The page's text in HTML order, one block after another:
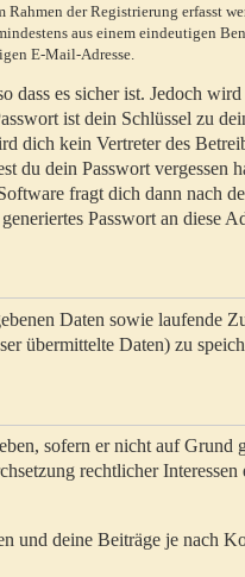
der Registrierung erfasst
aus einem eindeutigen
E-Mail-Adresse.
dass es sicher ist. Jedoch
ist dein Schlüssel zu
dich kein Vertreter des
du dein Passwort vergessen
fragt dich dann nach
Passwort an diese
Daten sowie laufende
übermittelte Daten) zu
sofern er nicht auf Grund
rechtlicher
und deine Beiträge je nach